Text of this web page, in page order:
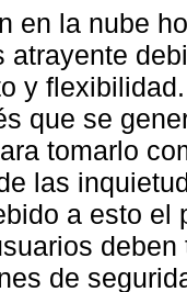
en la nube
atrayente
y
que se
tomarlo
las
a esto el
de